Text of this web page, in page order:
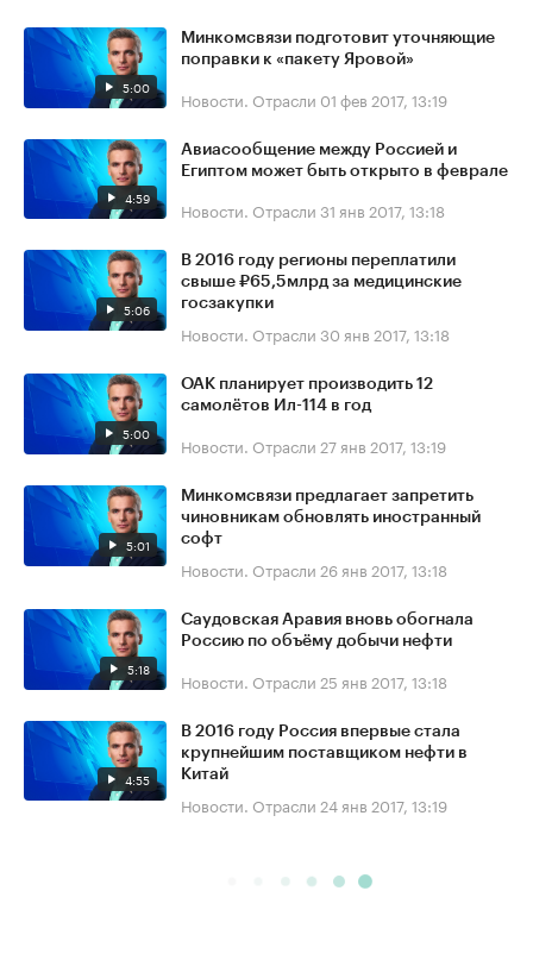
5:00
Минкомсвязи подготовит уточняющие
поправки к «пакету Яровой»
Новости. Отрасли 01 фев 2017, 13:19
4:59
Авиасообщение между Россией и
Египтом может быть открыто в феврале
Новости. Отрасли 31 янв 2017, 13:18
5:06
В 2016 году регионы переплатили
свыше ₽65,5млрд за медицинские
госзакупки
Новости. Отрасли 30 янв 2017, 13:18
5:00
ОАК планирует производить 12
самолётов Ил-114 в год
Новости. Отрасли 27 янв 2017, 13:19
5:01
Минкомсвязи предлагает запретить
чиновникам обновлять иностранный
софт
Новости. Отрасли 26 янв 2017, 13:18
5:18
Саудовская Аравия вновь обогнала
Россию по объёму добычи нефти
Новости. Отрасли 25 янв 2017, 13:18
4:55
В 2016 году Россия впервые стала
крупнейшим поставщиком нефти в
Китай
Новости. Отрасли 24 янв 2017, 13:19